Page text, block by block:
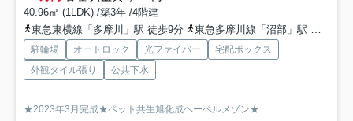
40.96㎡ (1LDK) /築3年 /4階建
東急東横線「多摩川」駅 徒歩9分
東急多摩川線「沼部」駅 徒歩8分
駐輪場 オートロック 光ファイバー
宅配ボックス
外観タイル張り
公共下水
★2023年3月完成★ペット共生旭化成ヘーベルメゾン★